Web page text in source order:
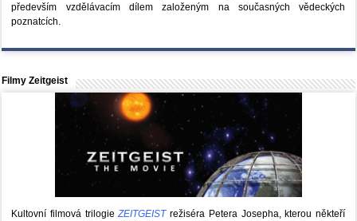
především vzdělávacím dílem založeným na současných vědeckých
poznatcích.
Filmy Zeitgeist
Kultovní filmová trilogieZEITGEISTrežiséra Petera Josepha, kterou někteří